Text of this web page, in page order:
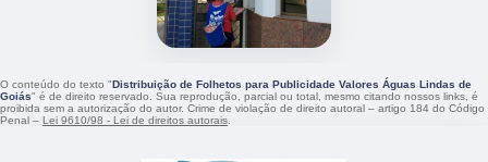
O conteúdo do texto "Distribuição de Folhetos para Publicidade Valores Águas Lindas de
Goiás" é de direito reservado. Sua reprodução, parcial ou total, mesmo citando nossos links, é
proibida sem a autorização do autor. Crime de violação de direito autoral – artigo 184 do Código
Penal – Lei 9610/98 - Lei de direitos autorais.